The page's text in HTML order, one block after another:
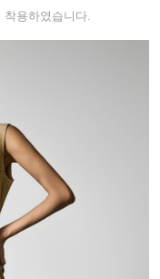
착용하였습니다.